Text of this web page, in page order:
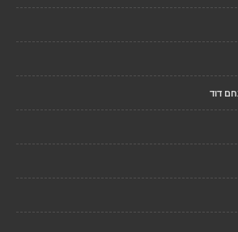
דוד